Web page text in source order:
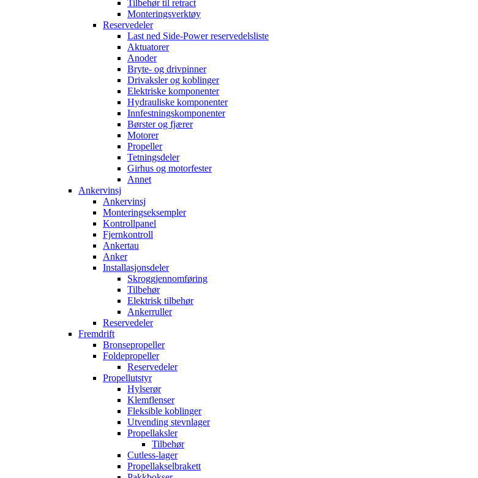
Tilbehør til retract
Monteringsverktøy
Reservedeler
Last ned Side-Power reservedelsliste
Aktuatorer
Anoder
Bryte- og drivpinner
Drivaksler og koblinger
Elektriske komponenter
Hydrauliske komponenter
Innfestningskomponenter
Børster og fjærer
Motorer
Propeller
Tetningsdeler
Girhus og motorfester
Annet
Ankervinsj
Ankervinsj
Monteringseksempler
Kontrollpanel
Fjernkontroll
Ankertau
Anker
Installasjonsdeler
Skroggjennomføring
Tilbehør
Elektrisk tilbehør
Ankerruller
Reservedeler
Fremdrift
Bronsepropeller
Foldepropeller
Reservedeler
Propellutstyr
Hylserør
Klemflenser
Fleksible koblinger
Utvending stevnlager
Propellaksler
Tilbehør
Cutless-lager
Propellakselbrakett